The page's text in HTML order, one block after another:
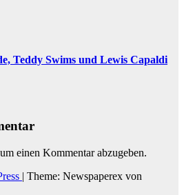
Teddy Swims und Lewis Capaldi
einen Kommentar abzugeben.
| Theme: Newspaperex von